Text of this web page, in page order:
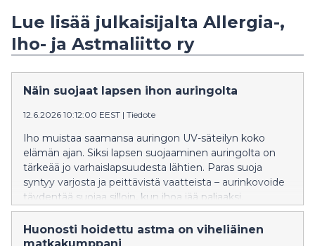
Lue lisää julkaisijalta Allergia-,
Iho- ja Astmaliitto ry
Näin suojaat lapsen ihon auringolta
12.6.2026 10:12:00 EEST | Tiedote
Iho muistaa saamansa auringon UV-säteilyn koko
elämän ajan. Siksi lapsen suojaaminen auringolta on
tärkeää jo varhaislapsuudesta lähtien. Paras suoja
syntyy varjosta ja peittävistä vaatteista – aurinkovoide
täydentää suojaa silloin, kun ihoa jää paljaaksi.
Huonosti hoidettu astma on viheliäinen